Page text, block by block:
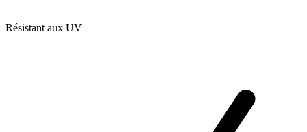
Résistant aux UV